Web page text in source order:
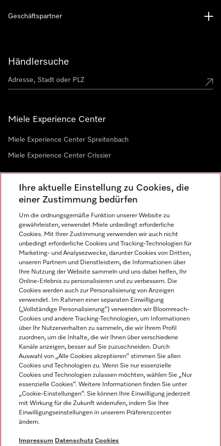
Händlersuche
Miele Experience Center
Miele Experience Center Spreitenbach
Miele Experience Center Crissier
Newsletter
Sprache
DEUTSCH
Geschäftspartner
Impressum
Datenschutz
Miele auf YoutubeMiele auf Instagram
Miele auf Facebook
Miele auf LinkedInMiele auf LinkedIn
Ihre aktuelle Einstellung zu Cookies, die
einer Zustimmung bedürfen
Um die ordnungsgemäße Funktion unserer Website zu
gewährleisten, verwendet Miele unbedingt erforderliche
Cookies. Mit Ihrer Zustimmung verwenden wir auch nicht
unbedingt erforderliche Cookies und Tracking-Technologien für
Marketing- und Analysezwecke, darunter Cookies von Dritten,
unseren Partnern und Dienstleistern, die Informationen über
Ihre Nutzung der Website sammeln und uns dabei helfen, Ihr
Online-Erlebnis zu personalisieren und zu verbessern. Die
Cookies werden auch zur Personalisierung von Anzeigen
verwendet. Im Rahmen einer separaten Einwilligung
(„Vollständige Personalisierung“) verwenden wir Bloomreach-
Cookies und andere Tracking-Technologien, um Informationen
über Ihr Nutzerverhalten zu sammeln, die wir Ihrem Profil
zuordnen, um die Inhalte, die wir Ihnen über verschiedene
Kanäle anzeigen, besser auf Sie zuzuschneiden. Durch
Auswahl von „Alle Cookies akzeptieren“ stimmen Sie allen
Cookies und Technologien zu. Wenn Sie nur essenzielle
Cookies und Technologien zulassen möchten, wählen Sie „Nur
essenzielle Cookies“. Weitere Informationen finden Sie unter
„Cookie-Einstellungen“. Sie können Ihre Einwilligung jederzeit
mit Wirkung für die Zukunft widerrufen, indem Sie Ihre
Einwilligungseinstellungen in unserem Präferenzcenter
ändern.
Impressum Datenschutz Cookies